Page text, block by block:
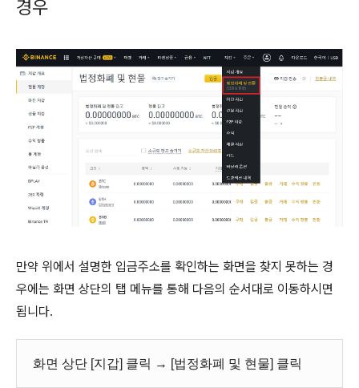
경우
만약 위에서 설명한 입금주소를 확인하는 화면을 찾지 못하는 경
우에는 화면 상단의 탭 메뉴를 통해 다음의 순서대로 이동하시면
됩니다.
화면 상단 [지갑] 클릭 → [법정화폐 및 현물] 클릭